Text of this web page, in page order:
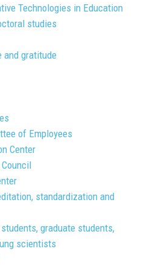
Technologies in Education
studies
and gratitude
of Employees
Center
standardization and
graduate students,
scientists